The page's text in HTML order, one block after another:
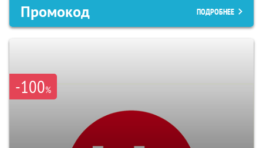
Промокод ПОДРОБНЕЕ
-100%